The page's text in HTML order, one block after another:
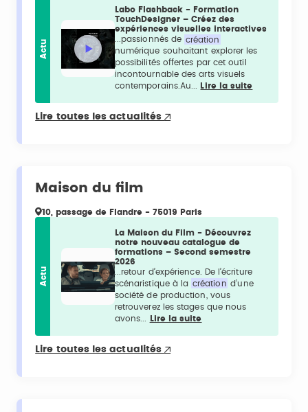
Actu
Labo Flashback - Formation
TouchDesigner – Créez des
expériences visuelles interactives
...passionnés de création
numérique souhaitant explorer les
possibilités offertes par cet outil
incontournable des arts visuels
contemporains.Au...
Lire la suite
Lire toutes les actualités
Maison du film
10, passage de Flandre - 75019 Paris
Actu
La Maison du Film - Découvrez
notre nouveau catalogue de
formations – Second semestre
2026
...retour d’expérience. De l’écriture
scénaristique à la création d’une
société de production, vous
retrouverez les stages que nous
avons...
Lire la suite
Lire toutes les actualités